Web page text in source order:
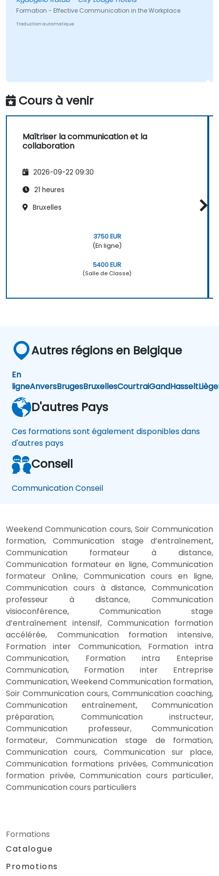
Communication in the Workplace
chaque fois.
Cours à venir
Maîtriser la communication et la
collaboration
2026-09-22 09:30
21 heures
Bruxelles
3750 EUR
(En ligne)
5400 EUR
(Salle de Classe)
Autres régions en Belgique
En
ligneAnversBrugesBruxellesCourtraiGandHasseltLiège
D'autres Pays
Ces formations sont également disponibles dans
d'autres pays
Conseil
Communication Conseil
Weekend Communication cours, Soir Communication
formation, Communication stage d’entraînement,
Communication formateur à distance,
Communication formateur en ligne, Communication
formateur Online, Communication cours en ligne,
Communication cours à distance, Communication
professeur à distance, Communication
visioconférence, Communication stage
d’entraînement intensif, Communication formation
accélérée, Communication formation intensive,
Formation inter Communication, Formation intra
Communication, Formation intra Enteprise
Communication, Formation inter Entreprise
Communication, Weekend Communication formation,
Soir Communication cours, Communication coaching,
Communication entraînement, Communication
préparation, Communication instructeur,
Communication professeur, Communication
formateur, Communication stage de formation,
Communication cours, Communication sur place,
Communication formations privées, Communication
formation privée, Communication cours particulier,
Communication cours particuliers
Formations
Catalogue
Promotions